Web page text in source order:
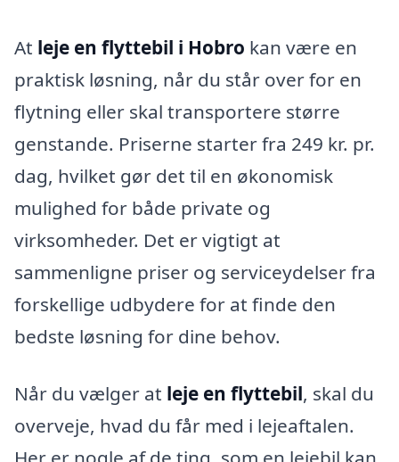
At leje en flyttebil i Hobro kan være en
praktisk løsning, når du står over for en
flytning eller skal transportere større
genstande. Priserne starter fra 249 kr. pr.
dag, hvilket gør det til en økonomisk
mulighed for både private og
virksomheder. Det er vigtigt at
sammenligne priser og serviceydelser fra
forskellige udbydere for at finde den
bedste løsning for dine behov.
Når du vælger at leje en flyttebil, skal du
overveje, hvad du får med i lejeaftalen.